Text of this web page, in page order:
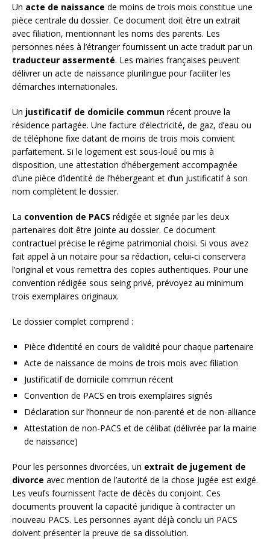
Un acte de naissance de moins de trois mois constitue une
pièce centrale du dossier. Ce document doit être un extrait
avec filiation, mentionnant les noms des parents. Les
personnes nées à l’étranger fournissent un acte traduit par un
traducteur assermenté. Les mairies françaises peuvent
délivrer un acte de naissance plurilingue pour faciliter les
démarches internationales.
Un justificatif de domicile commun récent prouve la
résidence partagée. Une facture d’électricité, de gaz, d’eau ou
de téléphone fixe datant de moins de trois mois convient
parfaitement. Si le logement est sous-loué ou mis à
disposition, une attestation d’hébergement accompagnée
d’une pièce d’identité de l’hébergeant et d’un justificatif à son
nom complètent le dossier.
La convention de PACS rédigée et signée par les deux
partenaires doit être jointe au dossier. Ce document
contractuel précise le régime patrimonial choisi. Si vous avez
fait appel à un notaire pour sa rédaction, celui-ci conservera
l’original et vous remettra des copies authentiques. Pour une
convention rédigée sous seing privé, prévoyez au minimum
trois exemplaires originaux.
Le dossier complet comprend :
Pièce d’identité en cours de validité pour chaque partenaire
Acte de naissance de moins de trois mois avec filiation
Justificatif de domicile commun récent
Convention de PACS en trois exemplaires signés
Déclaration sur l’honneur de non-parenté et de non-alliance
Attestation de non-PACS et de célibat (délivrée par la mairie
de naissance)
Pour les personnes divorcées, un extrait de jugement de
divorce avec mention de l’autorité de la chose jugée est exigé.
Les veufs fournissent l’acte de décès du conjoint. Ces
documents prouvent la capacité juridique à contracter un
nouveau PACS. Les personnes ayant déjà conclu un PACS
doivent présenter la preuve de sa dissolution.